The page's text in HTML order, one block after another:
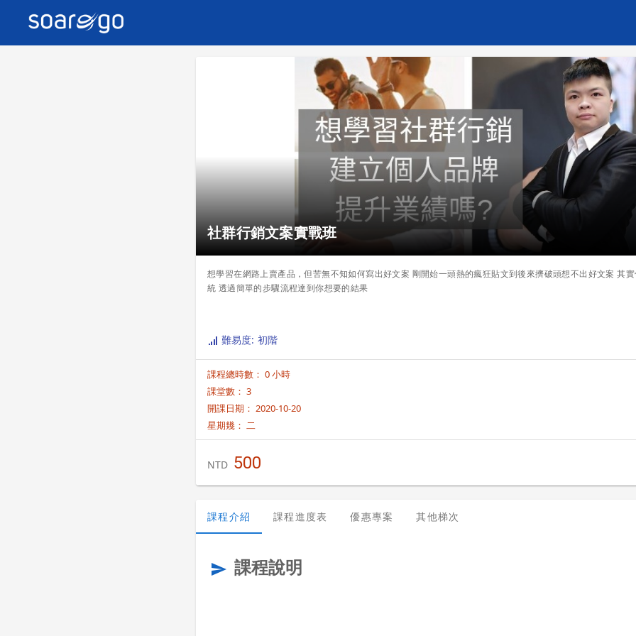
社群行銷文案實戰班
想學習在網路上賣產品，但苦無不知如何寫出好文案 剛開始一頭熱的瘋狂貼文到後來擠破頭想不出好文案 其
統 透過簡單的步驟流程達到你想要的結果
難易度: 初階
課程總時數： 0 小時
課堂數： 3
開課日期： 2020-10-20
星期幾： 二
NTD 500
課程介紹 課程進度表 優惠專案 其他梯次
send 課程說明